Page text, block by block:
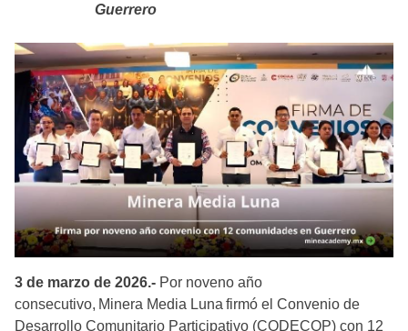
Guerrero
3 de marzo de 2026.- Por noveno año
consecutivo, Minera Media Luna firmó el Convenio de
Desarrollo Comunitario Participativo (CODECOP) con 12